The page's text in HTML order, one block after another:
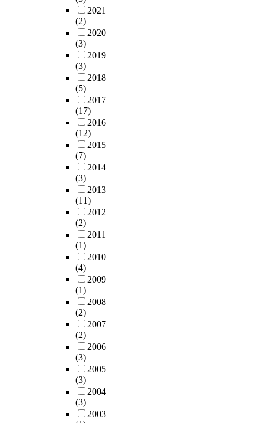
2021
(2)
2020
(3)
2019
(3)
2018
(5)
2017
(17)
2016
(12)
2015
(7)
2014
(3)
2013
(11)
2012
(2)
2011
(1)
2010
(4)
2009
(1)
2008
(2)
2007
(2)
2006
(3)
2005
(3)
2004
(3)
2003